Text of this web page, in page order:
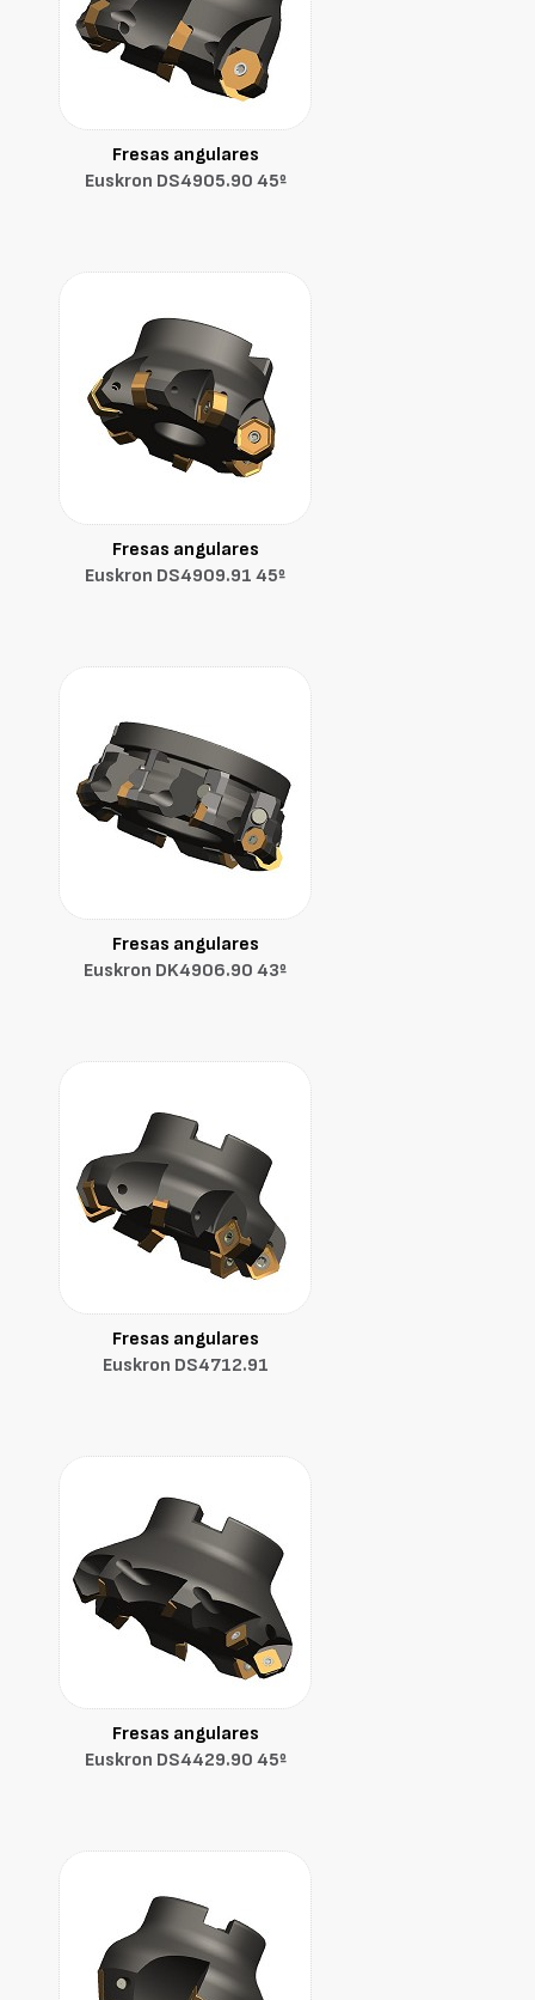
Fresas angulares
Euskron DS4905.90 45º
Fresas angulares
Euskron DS4909.91 45º
Fresas angulares
Euskron DK4906.90 43º
Fresas angulares
Euskron DS4712.91
Fresas angulares
Euskron DS4429.90 45º